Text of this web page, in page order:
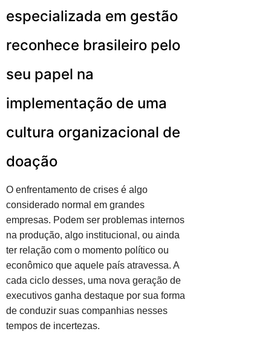
especializada em gestão
reconhece brasileiro pelo
seu papel na
implementação de uma
cultura organizacional de
doação
O enfrentamento de crises é algo
considerado normal em grandes
empresas. Podem ser problemas internos
na produção, algo institucional, ou ainda
ter relação com o momento político ou
econômico que aquele país atravessa. A
cada ciclo desses, uma nova geração de
executivos ganha destaque por sua forma
de conduzir suas companhias nesses
tempos de incertezas.